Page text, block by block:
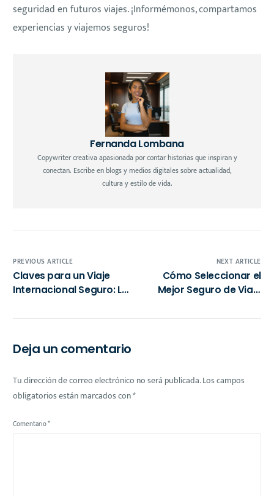
seguridad en futuros viajes. ¡Informémonos, compartamos
experiencias y viajemos seguros!
Fernanda Lombana
Copywriter creativa apasionada por contar historias que inspiran y
conectan. Escribe en blogs y medios digitales sobre actualidad,
cultura y estilo de vida.
PREVIOUS ARTICLE
Claves para un Viaje
Internacional Seguro: La
NEXT ARTICLE
Cómo Seleccionar el
Mejor Seguro de Viaje
Deja un comentario
Tu dirección de correo electrónico no será publicada.Los campos
obligatorios están marcados con*
Comentario*